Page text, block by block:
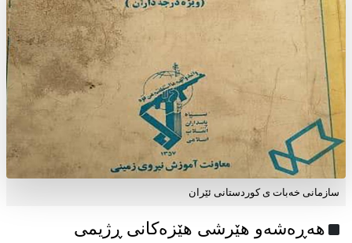
سازمانی خەبات ی كوردستانی ئێران
هەڕەشەو هێرشی هێزەکانی ڕژیمی